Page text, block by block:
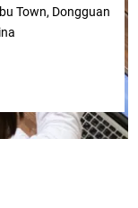
Town, Dongguan